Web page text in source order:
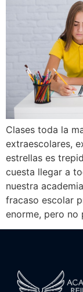
Clases toda la
extraescolares,
estrellas es
cuesta llegar a
nuestra
fracaso escolar
enorme, pero